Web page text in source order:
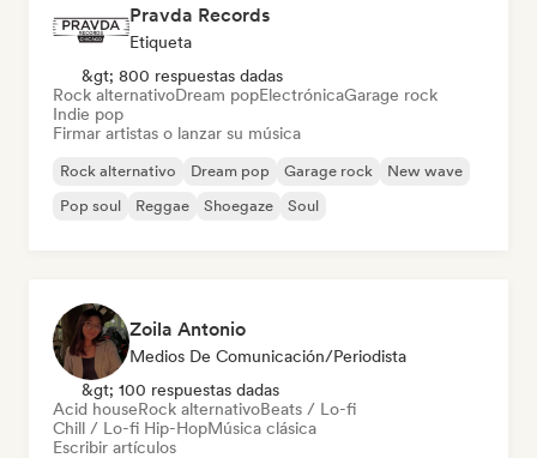
Pravda Records
Etiqueta
&gt; 800 respuestas dadas
Rock alternativoDream popElectrónicaGarage rock
Indie pop
Firmar artistas o lanzar su música
Rock alternativo Dream pop Garage rock
New wave
Pop soul
Reggae Shoegaze Soul
Zoila Antonio
Medios De Comunicación/Periodista
&gt; 100 respuestas dadas
Acid houseRock alternativoBeats / Lo-fi
Chill / Lo-fi Hip-HopMúsica clásica
Escribir artículos